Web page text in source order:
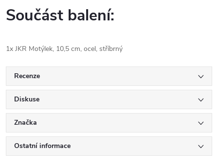
Součást balení:
1x JKR Motýlek, 10,5 cm, ocel, stříbrný
Recenze
Diskuse
Značka
Ostatní informace